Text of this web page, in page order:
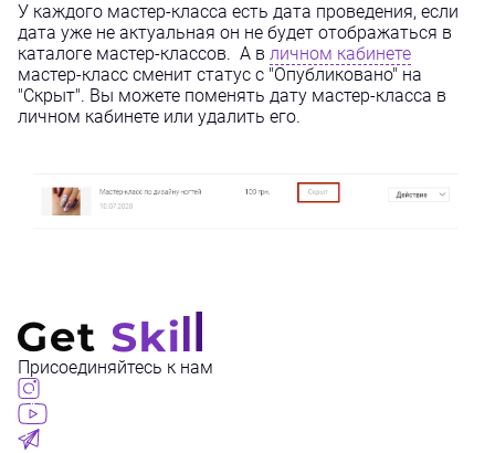
У каждого мастер-класса есть дата проведения, если
дата уже не актуальная он не будет отображаться в
каталоге мастер-классов. А в личном кабинете
мастер-класс сменит статус с "Опубликовано" на
"Скрыт". Вы можете поменять дату мастер-класса в
личном кабинете или удалить его.
Присоединяйтесь к нам